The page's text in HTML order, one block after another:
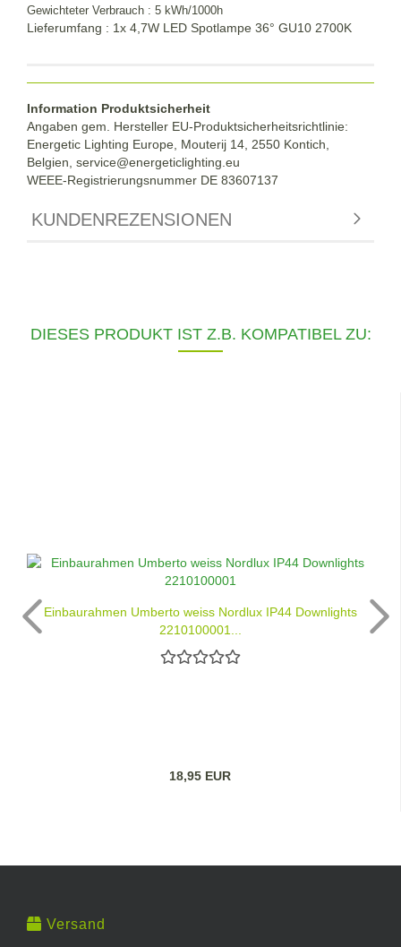
Gewichteter Verbrauch : 5 kWh/1000h
Lieferumfang : 1x 4,7W LED Spotlampe 36° GU10 2700K
Information Produktsicherheit
Angaben gem. Hersteller EU-Produktsicherheitsrichtlinie:
Energetic Lighting Europe, Mouterij 14, 2550 Kontich,
Belgien, service@energeticlighting.eu
WEEE-Registrierungsnummer DE 83607137
KUNDENREZENSIONEN
DIESES PRODUKT IST Z.B. KOMPATIBEL ZU:
Einbaurahmen Umberto weiss Nordlux IP44 Downlights
2210100001...
18,95 EUR
Versand